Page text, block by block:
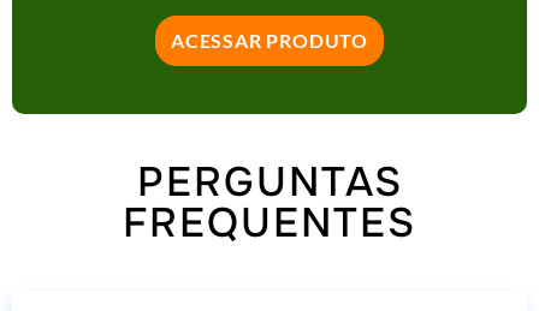
ACESSAR PRODUTO
PERGUNTAS
FREQUENTES